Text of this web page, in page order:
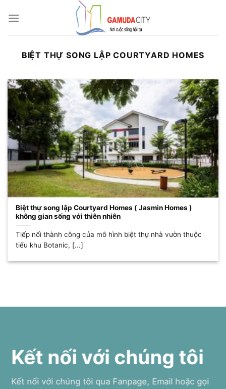
qua
BIỆT THỰ SONG LẬP COURTYARD HOMES
Biệt thự song lập Courtyard Homes ( Jasmin Homes )
không gian sống với thiên nhiên
Tiếp nối thành công của mô hình biệt thự nhà vườn thuộc
tiểu khu Botanic, [...]
Kết nối với chúng tôi
Kết nối với chúng tôi qua Fanpage, Email hoặc gọi